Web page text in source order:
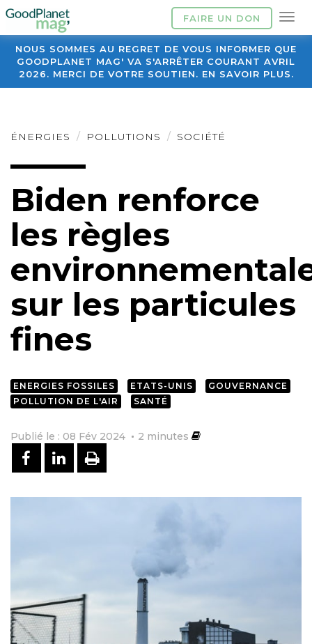
FAIRE UN DON
NOUS SOMMES AU REGRET DE VOUS INFORMER QUE
GOODPLANET MAG' VA S'ARRÊTER COURANT AVRIL
2026. MERCI DE VOTRE SOUTIEN. EN SAVOIR PLUS.
ÉNERGIES POLLUTIONS SOCIÉTÉ
Biden renforce
les règles
sur les particules
fines
ENERGIES FOSSILES ETATS-UNIS
GOUVERNANCE
POLLUTION DE L'AIR
SANTÉ
Publié le : 08 Fév 2024 2 minutes
PARTAGER SUR FACEBOOK
PARTAGER SUR LINKEDIN
IMPRIMER